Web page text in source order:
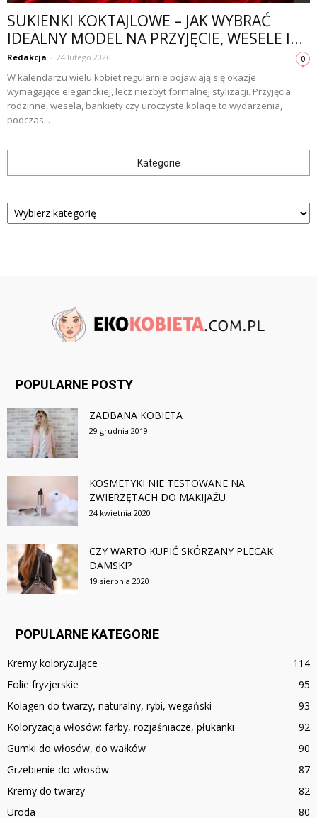
SUKIENKI KOKTAJLOWE – JAK WYBRAĆ
IDEALNY MODEL NA PRZYJĘCIE, WESELE I...
Redakcja - 24 lutego 2026 0
W kalendarzu wielu kobiet regularnie pojawiają się okazje
wymagające eleganckiej, lecz niezbyt formalnej stylizacji. Przyjęcia
rodzinne, wesela, bankiety czy uroczyste kolacje to wydarzenia,
podczas...
Kategorie
Kategorie
POPULARNE POSTY
ZADBANA KOBIETA
29 grudnia 2019
KOSMETYKI NIE TESTOWANE NA
ZWIERZĘTACH DO MAKIJAŻU
24 kwietnia 2020
CZY WARTO KUPIĆ SKÓRZANY PLECAK
DAMSKI?
19 sierpnia 2020
POPULARNE KATEGORIE
Kremy koloryzujące
114
Folie fryzjerskie
95
Kolagen do twarzy, naturalny, rybi, wegański
93
Koloryzacja włosów: farby, rozjaśniacze, płukanki
92
Gumki do włosów, do wałków
90
Grzebienie do włosów
87
Kremy do twarzy
82
Uroda
80